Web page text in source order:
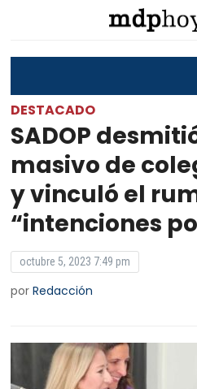
DESTACADO
SADOP
masivo de
y vinculó el
“intenciones
octubre 5, 2023 7:49 pm
porRedacción